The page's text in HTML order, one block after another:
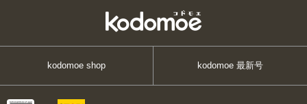
kodomoe shop kodomoe 最新号